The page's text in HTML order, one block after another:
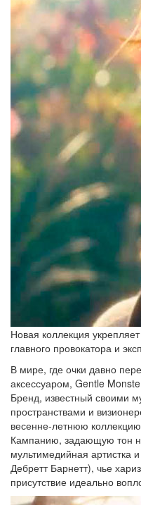
Новая коллекция
главного провокатора и
В мире, где очки давно
аксессуаром, Gentle
Бренд, известный своими
пространствами и
весенне-летнюю
Кампанию, задающую тон
мультимедийная артистка
Дебретт Барнетт), чье
присутствие идеально